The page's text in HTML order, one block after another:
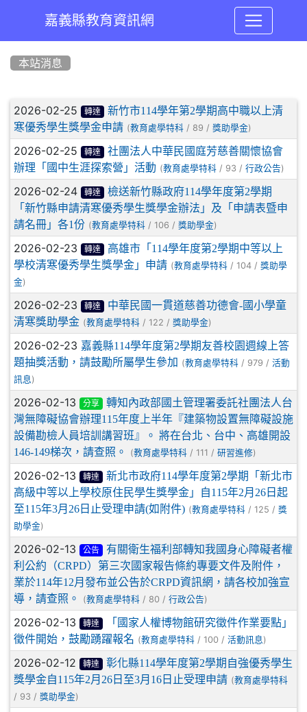
嘉義縣教育資訊網
本站消息
文章列表
2026-02-25 轉達
新竹市114學年第2學期高中職以上清
寒優秀學生獎學金申請 (教育處學特科 / 89 / 獎助學金)
2026-02-25 轉達
社團法人中華民國庭芳慈善關懷協會
辦理「國中生涯探索營」活動 (教育處學特科 / 93 / 行政公告)
2026-02-24 轉達
檢送新竹縣政府114學年度第2學期
「新竹縣申請清寒優秀學生獎學金辦法」及「申請表暨申
請名冊」各1份 (教育處學特科 / 106 / 獎助學金)
2026-02-23 轉達
高雄市「114學年度第2學期中等以上
學校清寒優秀學生獎學金」申請 (教育處學特科 / 104 / 獎助學
金)
2026-02-23 轉達
中華民國一貫道慈善功德會-國小學童
清寒獎助學金 (教育處學特科 / 122 / 獎助學金)
2026-02-23 嘉義縣114學年度第2學期友善校園週線上答
題抽獎活動，請鼓勵所屬學生參加 (教育處學特科 / 979 / 活動
訊息 )
2026-02-13 分享
轉知內政部國土管理署委託社團法人台
灣無障礙協會辦理115年度上半年『建築物設置無障礙設施
設備勘檢人員培訓講習班』。 將在台北、台中、高雄開設
146-149梯次，請查照。
(教育處學特科 / 111 / 研習進修)
2026-02-13 轉達
新北市政府114學年度第2學期「新北市
高級中等以上學校原住民學生獎學金」自115年2月26日起
至115年3月26日止受理申請(如附件) (教育處學特科 / 125 / 獎
助學金)
2026-02-13 公告
有關衛生福利部轉知我國身心障礙者權
利公約（CRPD）第三次國家報告條約專要文件及附件，
業於114年12月發布並公告於CRPD資訊網，請各校加強宣
導，請查照。
(教育處學特科 / 80 / 行政公告)
2026-02-13 轉達
「國家人權博物館研究徵件作業要點」
徵件開始，鼓勵踴躍報名 (教育處學特科 / 100 / 活動訊息 )
2026-02-12 轉達
彰化縣114學年度第2學期自強優秀學生
獎學金自115年2月26日至3月16日止受理申請 (教育處學特科
/ 93 / 獎助學金)